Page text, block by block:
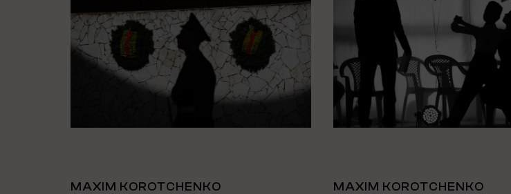
MAXIM KOROTCHENKO MAXIM KOROTCHENKO